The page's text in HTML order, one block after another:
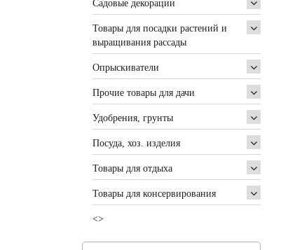
Садовые декорации
Товары для посадки растений и
выращивания рассады
Опрыскиватели
Прочие товары для дачи
Удобрения, грунты
Посуда, хоз. изделия
Товары для отдыха
Товары для консервирования
<>